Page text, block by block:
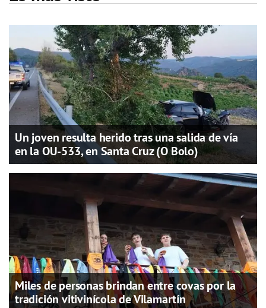
Un joven resulta herido tras una salida de vía
en la OU-533, en Santa Cruz (O Bolo)
Miles de personas brindan entre covas por la
tradición vitivinícola de Vilamartín